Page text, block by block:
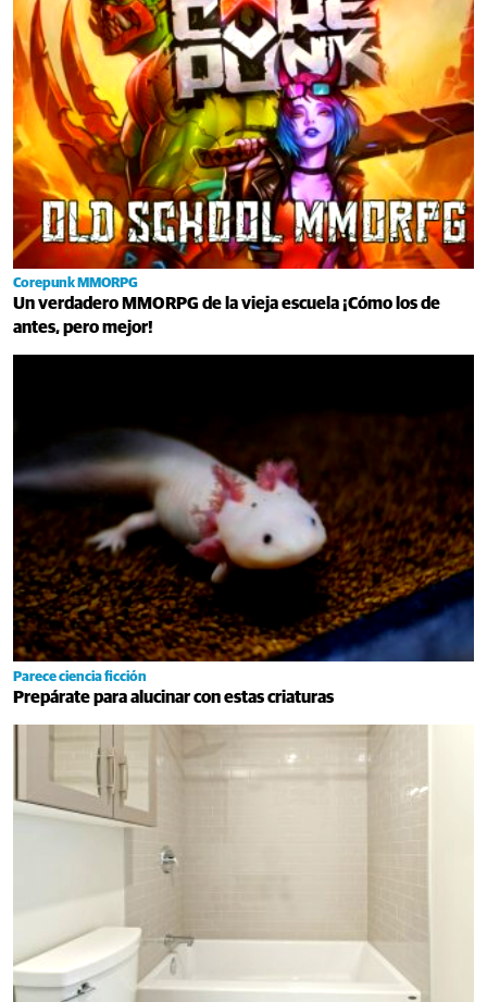
Corepunk MMORPG
Un verdadero MMORPG de la vieja escuela ¡Cómo los de
antes, pero mejor!
Parece ciencia ficción
Prepárate para alucinar con estas criaturas